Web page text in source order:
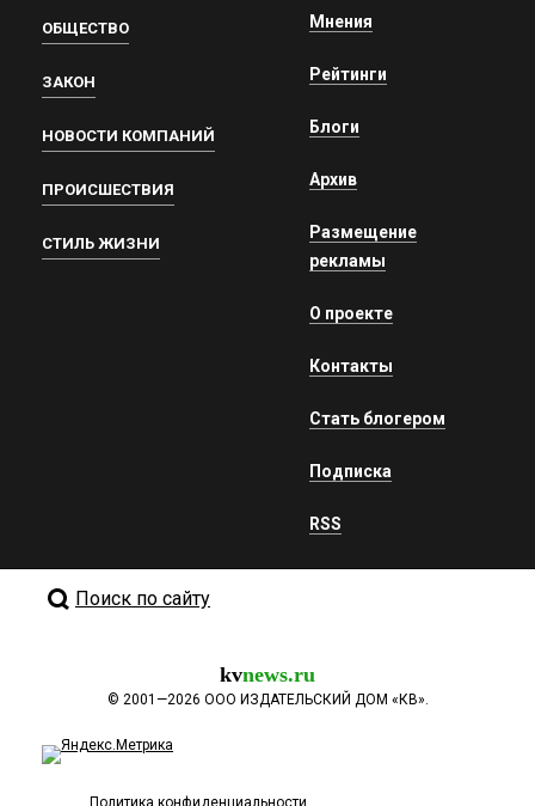
ОБЩЕСТВО
ЗАКОН
НОВОСТИ КОМПАНИЙ
ПРОИСШЕСТВИЯ
СТИЛЬ ЖИЗНИ
Мнения
Рейтинги
Блоги
Архив
Размещение
рекламы
О проекте
Контакты
Стать блогером
Подписка
RSS
Поиск по сайту
kvnews.ru
© 2001—2026 ООО ИЗДАТЕЛЬСКИЙ ДОМ «КВ».
Политика конфиденциальности